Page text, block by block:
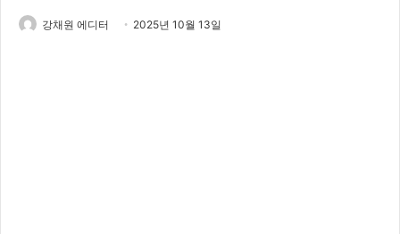
강채원 에디터 2025년 10월 13일